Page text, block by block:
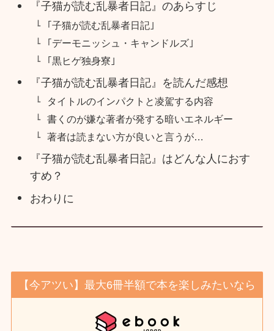
『子猫が読む乱暴者日記』のあらすじ
｢子猫が読む乱暴者日記｣
｢デーモニッシュ・キャンドルズ｣
｢黒ヒゲ独身寮｣
『子猫が読む乱暴者日記』を読んだ感想
タイトルのインパクトと凌駕する内容
書くのが嫌な著者が発する暗いエネルギー
著者は読まない方が良いと言うが…
『子猫が読む乱暴者日記』はどんな人におす
すめ？
おわりに
【今アツい】最大6冊半額で本を楽しみたいなら